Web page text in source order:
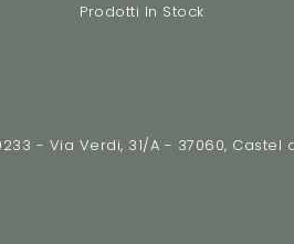
Prodotti In Stock
- Via Verdi, 31/A - 37060, Castel